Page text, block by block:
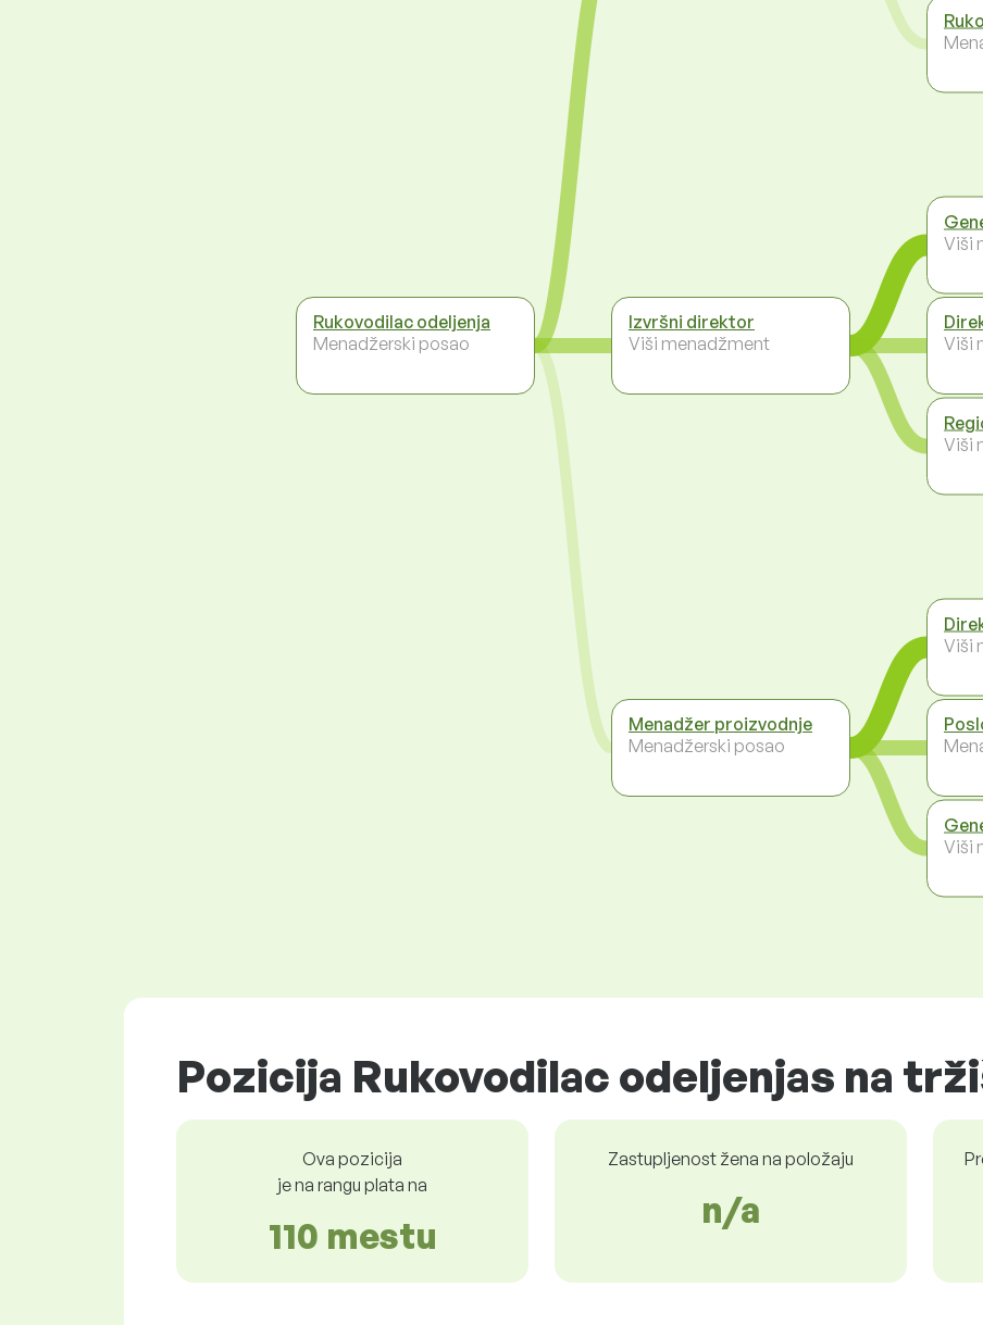
Rukovodilac odeljenja
Menadžerski posao
Izvršni direktor
Viši menadžment
Menadžer proizvodnje
Menadžerski posao
Viši
Viši
Viši
Viši
Viši
Pozicija Rukovodilac odeljenjas na
Ova pozicija
je na rangu plata na
110 mestu
Zastupljenost žena na položaju
n/a